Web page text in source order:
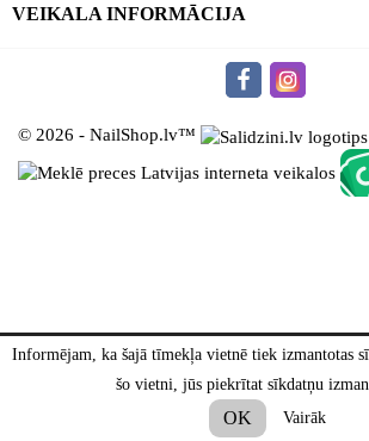
Informējam, ka šajā tīmekļa vietnē tiek izmantotas
šo vietni, jūs piekrītat sīkdatņu
OK Vairāk
VEIKALA INFORMĀCIJA
© 2026 - NailShop.lv™